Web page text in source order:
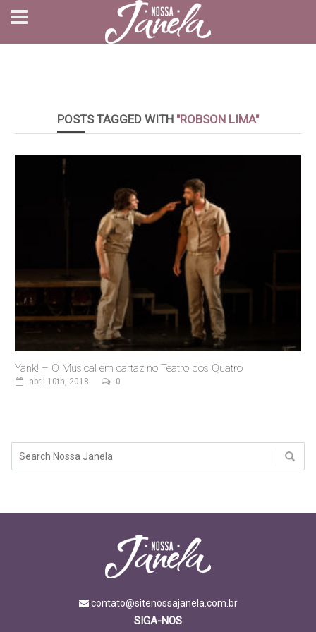
POSTS TAGGED WITH "ROBSON LIMA"
Yank! – O Musical em cartaz no Teatro dos Quatro
abril 10th, 2018 0
contato@sitenossajanela.com.br
SIGA-NOS